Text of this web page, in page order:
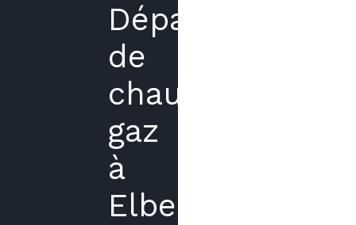
Dépannage
de
chaudière
gaz
à
Elbeuf